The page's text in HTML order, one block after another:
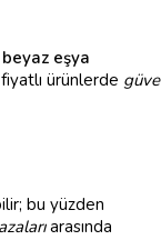
eşya
ürünlerde güve
bu yüzden
arasında